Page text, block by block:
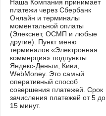
Наша Компания принимает
платежи через Сбербанк
Онлайн и терминалы
моментальной оплаты
(Элекснет, ОСМП и любые
другие). Пункт меню
терминалов «Электронная
коммерция» подпункты:
Яндекс-Деньги, Киви,
WebMoney. Это самый
оперативный способ
совершения платежей. Срок
зачисления платежей от 5 до
15 минут.